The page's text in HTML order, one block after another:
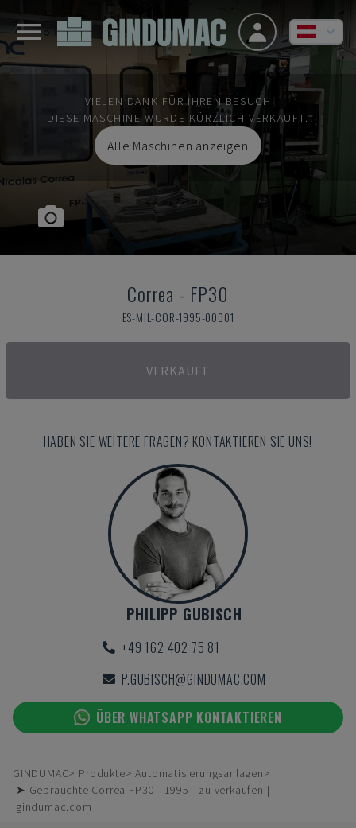
VIELEN DANK FÜR IHREN BESUCH
DIESE MASCHINE WURDE KÜRZLICH VERKAUFT.
Alle Maschinen anzeigen
Correa - FP30
ES-MIL-COR-1995-00001
VERKAUFT
HABEN SIE WEITERE FRAGEN? KONTAKTIEREN SIE UNS!
PHILIPP GUBISCH
+49 162 402 75 81
P.GUBISCH@GINDUMAC.COM
ÜBER WHATSAPP KONTAKTIEREN
GINDUMAC Produkte
Automatisierungsanlagen
➤ Gebrauchte Correa FP30 - 1995 - zu verkaufen |
gindumac.com